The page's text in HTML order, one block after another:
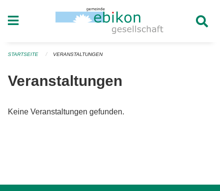
STARTSEITE VERANSTALTUNGEN
Veranstaltungen
Keine Veranstaltungen gefunden.